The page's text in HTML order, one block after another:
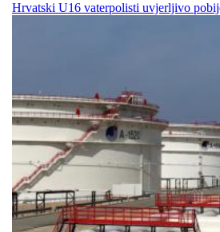
Hrvatski U16 vaterpolisti uvjerljivo